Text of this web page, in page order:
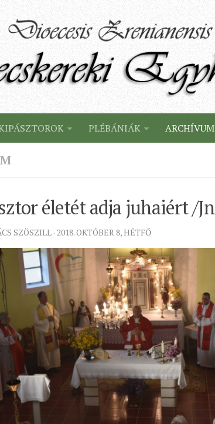
PLÉBÁNIÁK ARCHÍVUM
életét adja juhaiért /
SZÖSZILL · 2018. OKTÓBER 8, HÉTFŐ